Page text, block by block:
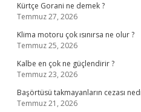
Kürtçe Gorani ne demek ?
Temmuz 27, 2026
Klima motoru çok ısınırsa ne olur ?
Temmuz 25, 2026
Kalbe en çok ne güçlendirir ?
Temmuz 23, 2026
Başörtüsü takmayanların cezası
Temmuz 21, 2026